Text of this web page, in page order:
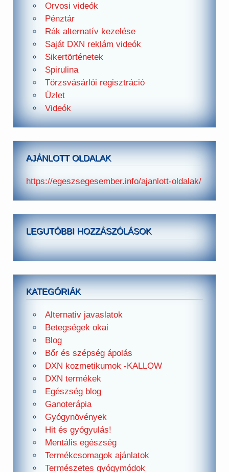
Orvosi videók
Pénztár
Rák alternatív kezelése
Saját DXN reklám videók
Sikertörténetek
Spirulina
Törzsvásárlói regisztráció
Üzlet
Videók
AJÁNLOTT OLDALAK
https://egeszsegesember.info/ajanlott-oldalak/
LEGUTÓBBI HOZZÁSZÓLÁSOK
KATEGÓRIÁK
Alternativ javaslatok
Betegségek okai
Blog
Bőr és szépség ápolás
DXN kozmetikumok -KALLOW
DXN termékek
Egészség blog
Ganoterápia
Gyógynövények
Hit és gyógyulás!
Mentális egészség
Termékcsomagok ajánlatok
Természetes gyógymódok